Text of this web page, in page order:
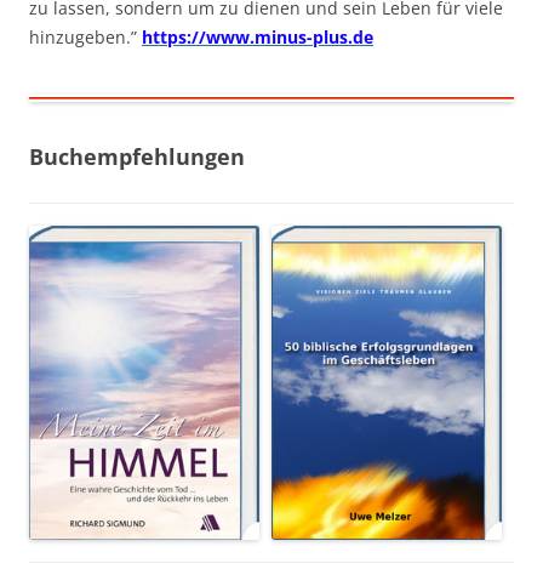
zu lassen, sondern um zu dienen und sein Leben für viele
hinzugeben.” https://www.minus-plus.de
Buchempfehlungen